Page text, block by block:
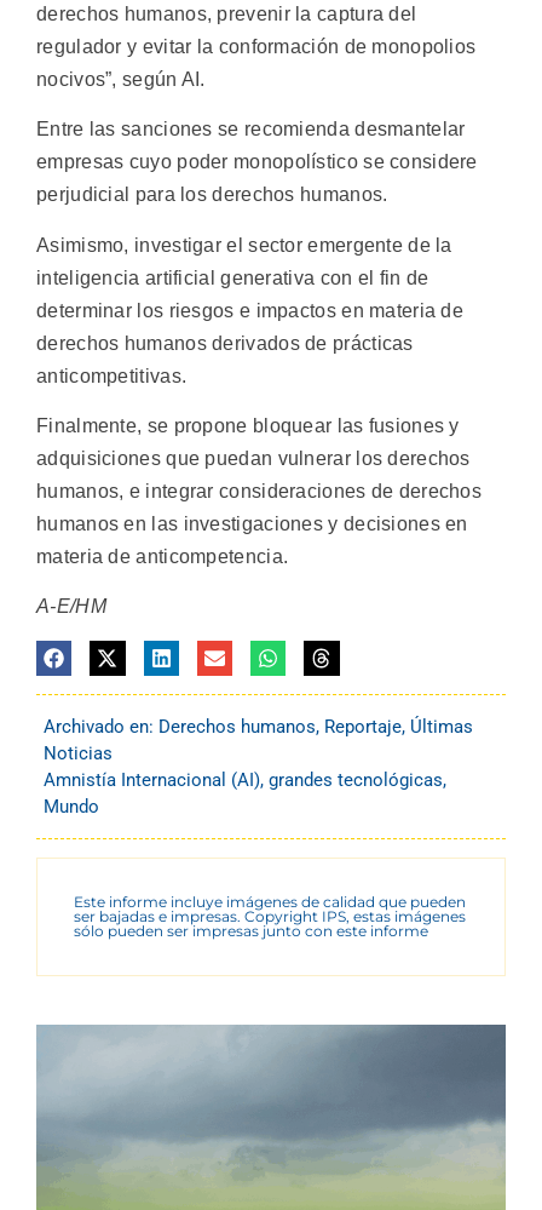
derechos humanos, prevenir la captura del
regulador y evitar la conformación de monopolios
nocivos”, según AI.
Entre las sanciones se recomienda desmantelar
empresas cuyo poder monopolístico se considere
perjudicial para los derechos humanos.
Asimismo, investigar el sector emergente de la
inteligencia artificial generativa con el fin de
determinar los riesgos e impactos en materia de
derechos humanos derivados de prácticas
anticompetitivas.
Finalmente, se propone bloquear las fusiones y
adquisiciones que puedan vulnerar los derechos
humanos, e integrar consideraciones de derechos
humanos en las investigaciones y decisiones en
materia de anticompetencia.
A-E/HM
Archivado en: Derechos humanos, Reportaje, Últimas
Noticias
Amnistía Internacional (AI), grandes tecnológicas,
Mundo
Este informe incluye imágenes de calidad que pueden
ser bajadas e impresas. Copyright IPS, estas imágenes
sólo pueden ser impresas junto con este informe